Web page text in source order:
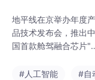
咖虾打造整车智
能体
地平线在京举办年度产
品技术发布会，推出中
国首款舱驾融合芯片"
统"KaKaClaw"和全场
#人工智能 #自